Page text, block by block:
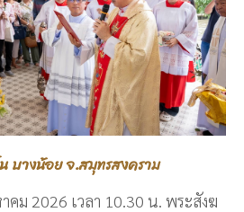
บางน้อย จ.สมุทรสงคราม
2026 เวลา 10.30 น. พระสังฆ